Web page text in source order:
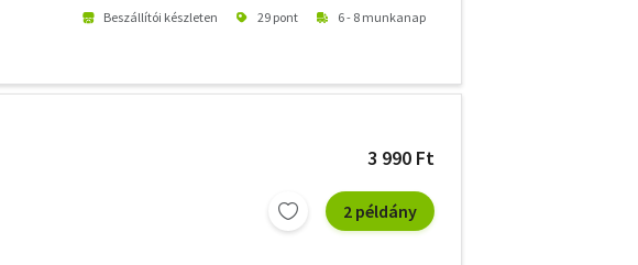
Beszállítói készleten 29 pont 6 - 8 munkanap
3 990 Ft
2 példány